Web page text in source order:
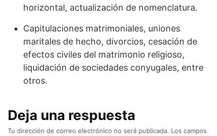
horizontal, actualización de nomenclatura.
Capitulaciones matrimoniales, uniones
maritales de hecho, divorcios, cesación de
efectos civiles del matrimonio religioso,
liquidación de sociedades conyugales, entre
otros.
Deja una respuesta
Tu dirección de correo electrónico no será publicada. Los campos